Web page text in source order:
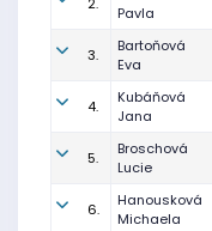
Pavla
3.
Bartoňová
Eva
4.
Kubáňová
Jana
5.
Broschová
Lucie
6.
Hanousková
Michaela